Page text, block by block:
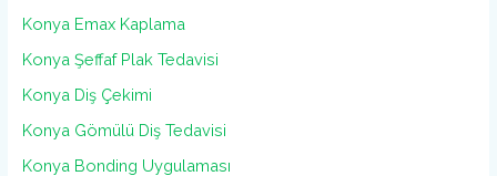
Konya Emax Kaplama
Konya Şeffaf Plak Tedavisi
Konya Diş Çekimi
Konya Gömülü Diş Tedavisi
Konya Bonding Uygulaması